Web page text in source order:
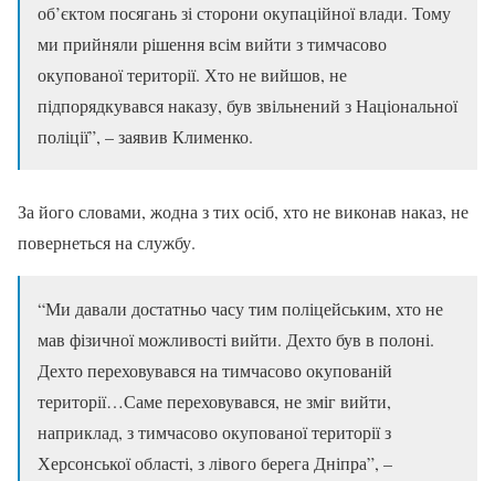
об’єктом посягань зі сторони окупаційної влади. Тому
ми прийняли рішення всім вийти з тимчасово
окупованої території. Хто не вийшов, не
підпорядкувався наказу, був звільнений з Національної
поліції”, – заявив Клименко.
За його словами, жодна з тих осіб, хто не виконав наказ, не
повернеться на службу.
“Ми давали достатньо часу тим поліцейським, хто не
мав фізичної можливості вийти. Дехто був в полоні.
Дехто переховувався на тимчасово окупованій
території…Саме переховувався, не зміг вийти,
наприклад, з тимчасово окупованої території з
Херсонської області, з лівого берега Дніпра”, –